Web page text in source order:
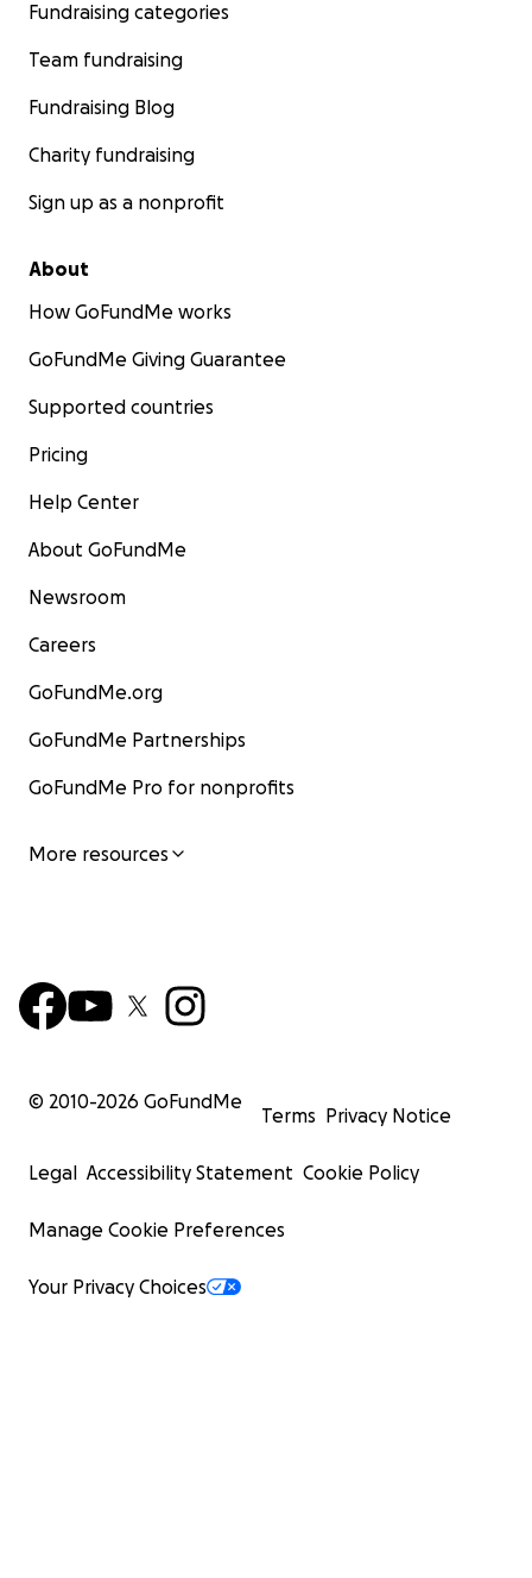
Fundraising categories
Team fundraising
Fundraising Blog
Charity fundraising
Sign up as a nonprofit
About
How GoFundMe works
GoFundMe Giving Guarantee
Supported countries
Pricing
Help Center
About GoFundMe
Newsroom
Careers
GoFundMe.org
GoFundMe Partnerships
GoFundMe Pro for nonprofits
More resources
© 2010-2026 GoFundMe
Terms Privacy Notice
Legal Accessibility Statement Cookie Policy
Manage Cookie Preferences
Your Privacy Choices